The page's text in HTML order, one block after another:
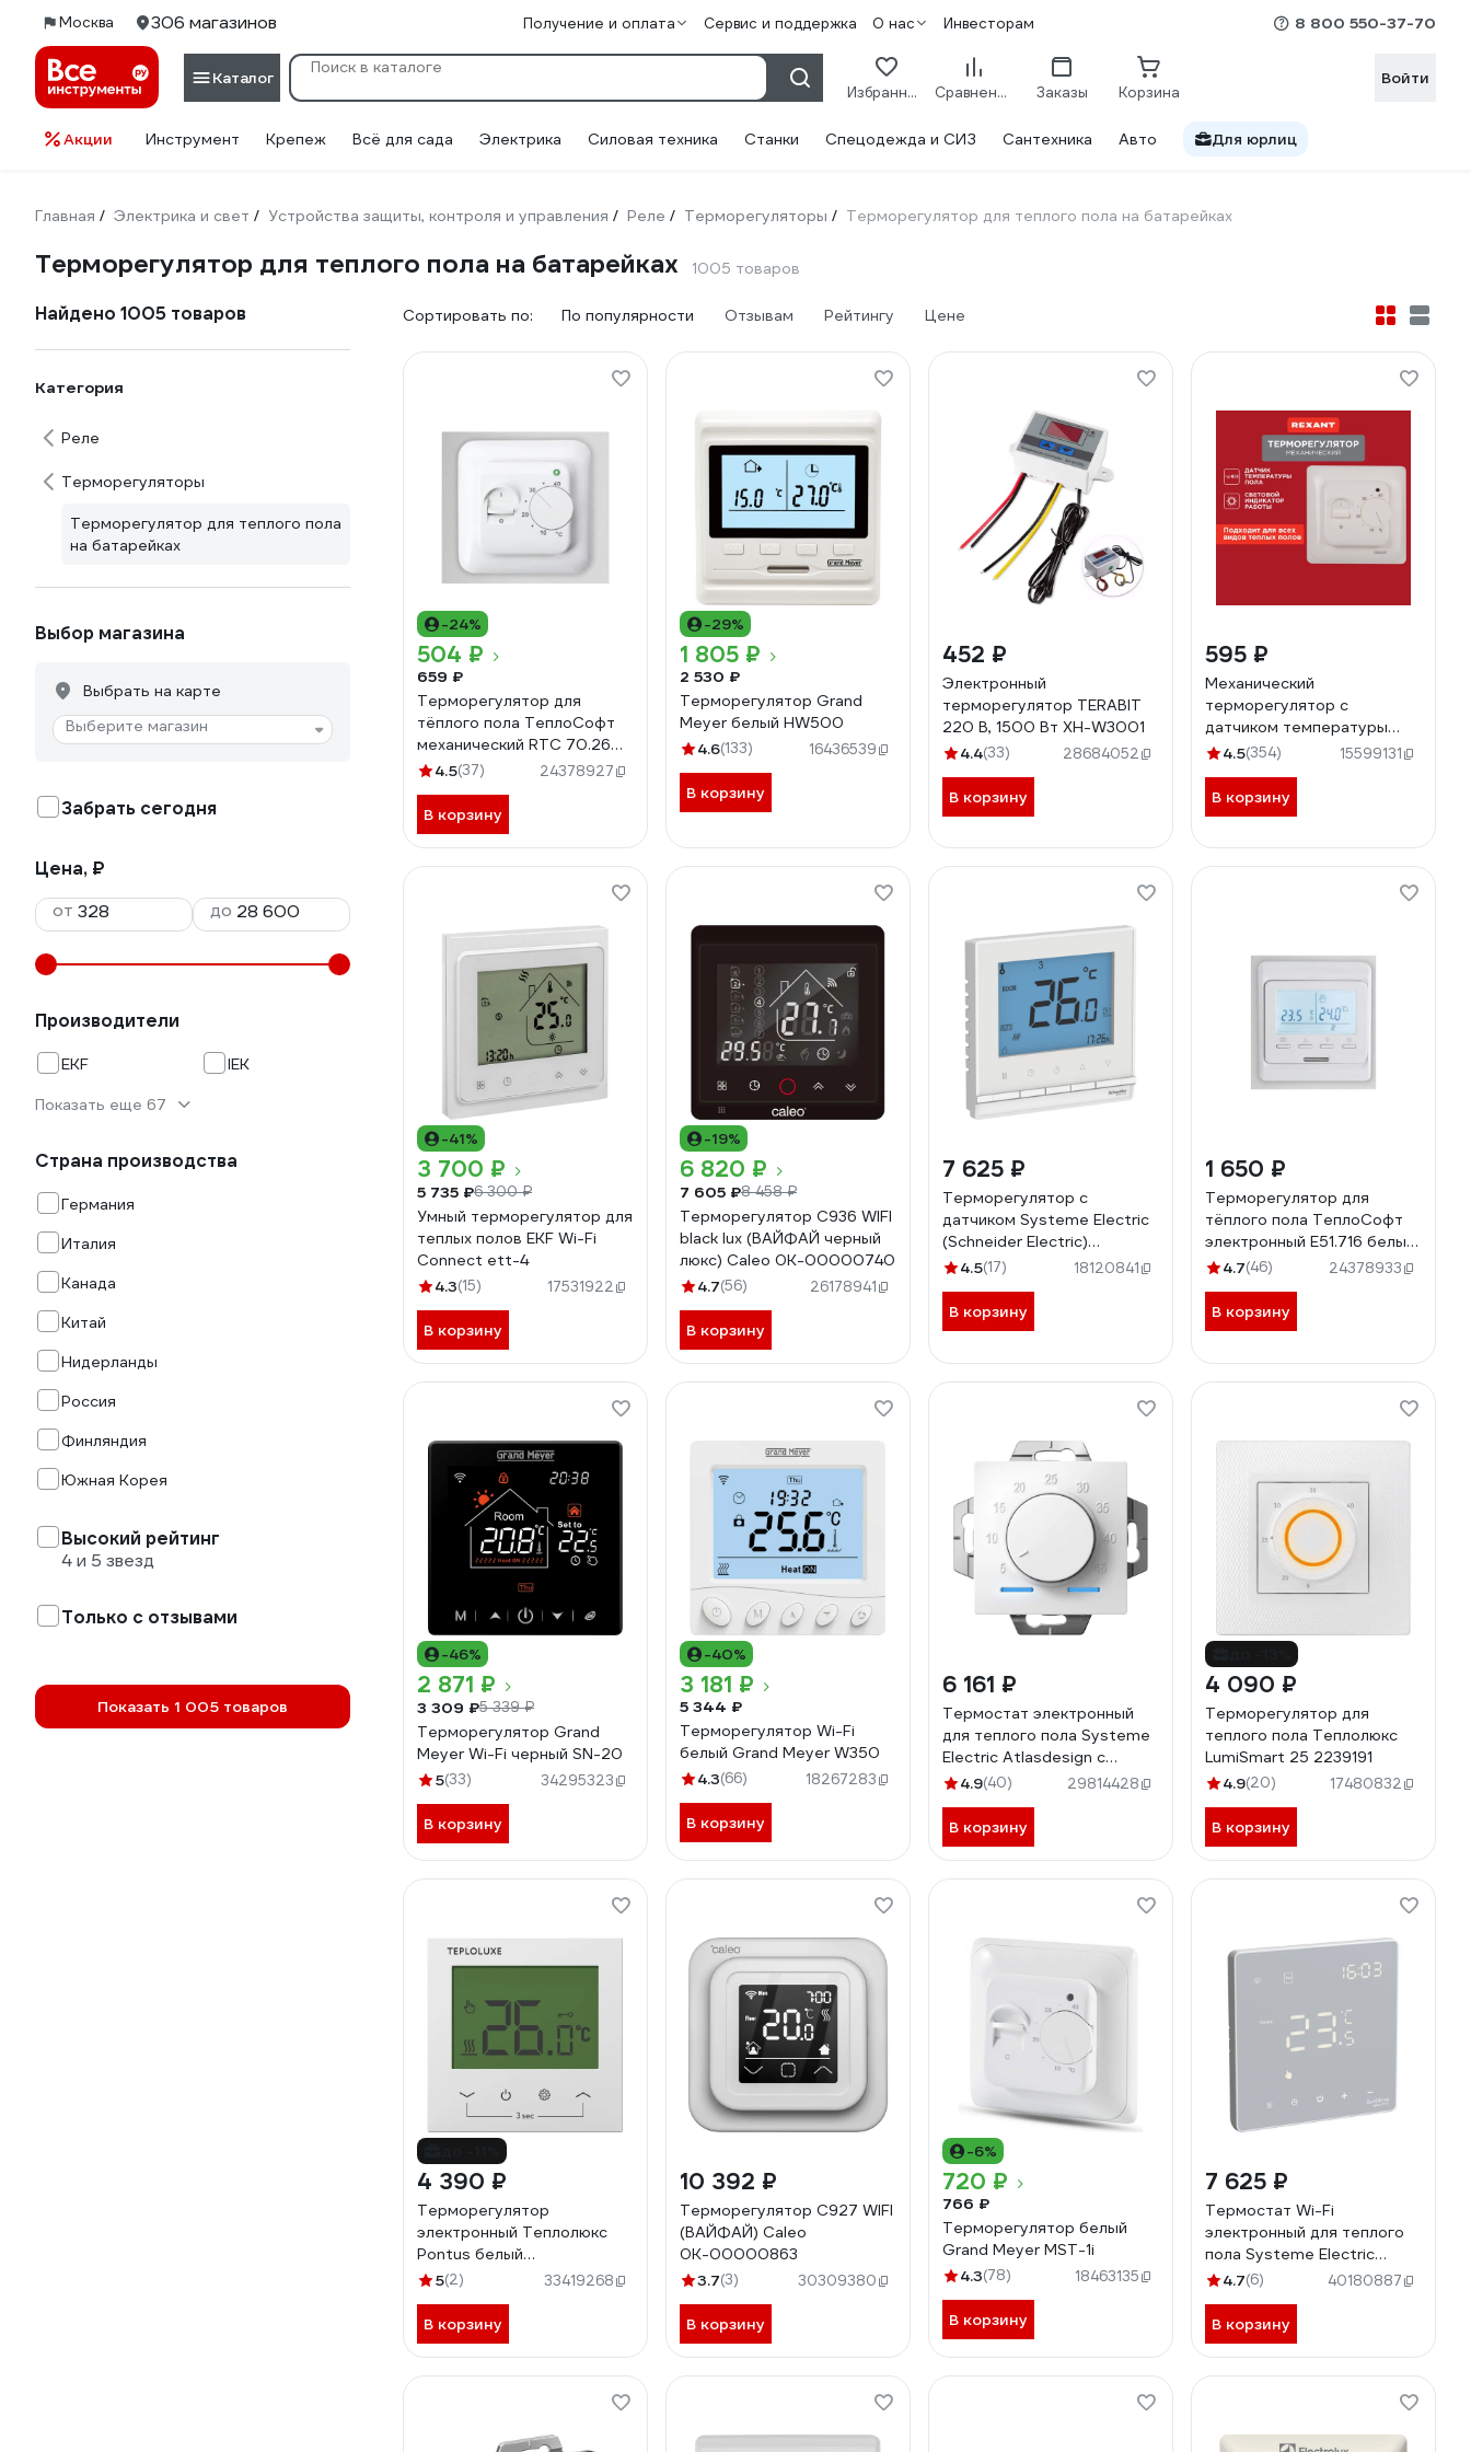
Москва 306 магазинов Получение и оплата Сервис и поддержка О нас Инвесторам 8 800 550-37-70
Каталог
Избранное Сравнение Заказы Корзина
Войти
Акции Инструмент Крепеж Всё для сада Электрика Силовая техника Станки Спецодежда и СИЗ Сантехника Авто Для юрлиц
Главная / Электрика и свет / Устройства защиты, контроля и управления / Реле / Терморегуляторы / Терморегулятор для теплого пола на батарейках
Терморегулятор для теплого пола на батарейках 1005 товаров
Найдено 1005 товаров
Категория
Реле
Терморегуляторы
Терморегулятор для теплого пола
на батарейках
Выбор магазина
Выбрать на карте
Выберите магазин
Забрать сегодня
Цена, ₽
от
до
Производители
EKF IEK
Показать еще 67
Страна производства
Германия
Италия
Канада
Китай
Нидерланды
Россия
Финляндия
Южная Корея
Высокий рейтинг
4 и 5 звезд
Только с отзывами
Показать 1 005 товаров
Сортировать по: По популярности Отзывам Рейтингу Цене
-24%
504 ₽
659 ₽
Терморегулятор для
тёплого пола ТеплоСофт
механический RTC 70.26
белый 7026
4.5(37) 24378927
В корзину
-29%
1 805 ₽
2 530 ₽
Терморегулятор Grand
Meyer белый HW500
4.6(133) 16436539
В корзину
452 ₽
Электронный
терморегулятор TERABIT
220 В, 1500 Вт XH-W3001
4.4(33) 28684052
В корзину
595 ₽
Механический
терморегулятор с
датчиком температуры
пола REXANT 3600Вт 51-
4.5(354) 15599131
В корзину
-41%
3 700 ₽
5 735 ₽6 300 ₽
Умный терморегулятор для
теплых полов EKF Wi-Fi
Connect ett-4
4.3(15) 17531922
В корзину
-19%
6 820 ₽
7 605 ₽8 458 ₽
Терморегулятор C936 WIFI
black lux (ВАЙФАЙ черный
люкс) Caleo 0К-00000740
4.7(56) 26178941
В корзину
7 625 ₽
Терморегулятор с
датчиком Systeme Electric
(Schneider Electric)
AtlasDesign, Белый, +5 до
4.5(17) 18120841
В корзину
1 650 ₽
Терморегулятор для
тёплого пола ТеплоСофт
электронный E51.716 белый
51716
4.7(46) 24378933
В корзину
-46%
2 871 ₽
3 309 ₽5 339 ₽
Терморегулятор Grand
Meyer Wi-Fi черный SN-20
5(33) 34295323
В корзину
-40%
3 181 ₽
5 344 ₽
Терморегулятор Wi-Fi
белый Grand Meyer W350
4.3(66) 18267283
В корзину
6 161 ₽
Термостат электронный
для теплого пола Systeme
Electric Atlasdesign с
датчиком, белый, 10 А,
4.9(40) 29814428
В корзину
4 090 ₽
Терморегулятор для
теплого пола Теплолюкс
LumiSmart 25 2239191
4.9(20) 17480832
В корзину
4 390 ₽
Терморегулятор
электронный Теплолюкс
Pontus белый
100037087900
5(2) 33419268
В корзину
10 392 ₽
Терморегулятор C927 WIFI
(ВАЙФАЙ) Caleo
0К-00000863
3.7(3) 30309380
В корзину
-6%
720 ₽
766 ₽
Терморегулятор белый
Grand Meyer MST-1i
4.3(78) 18463135
В корзину
7 625 ₽
Термостат Wi-Fi
электронный для теплого
пола Systeme Electric
ARTGALLERY, 16 A, в сборе,
4.7(6) 40180887
В корзину